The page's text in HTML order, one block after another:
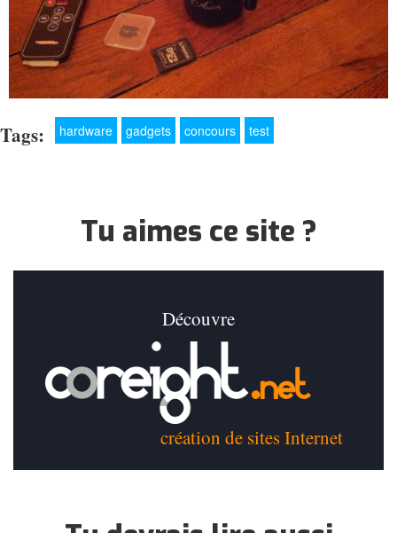
Tags: hardware gadgets concours test
Tu aimes ce site ?
Découvre
création de sites Internet